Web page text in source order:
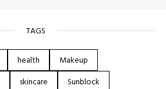
TAGS
health
Makeup
skincare
Sunblock